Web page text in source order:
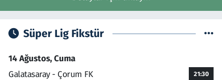
Süper Lig Fikstür
14 Ağustos, Cuma
Galatasaray - Çorum FK
21:30